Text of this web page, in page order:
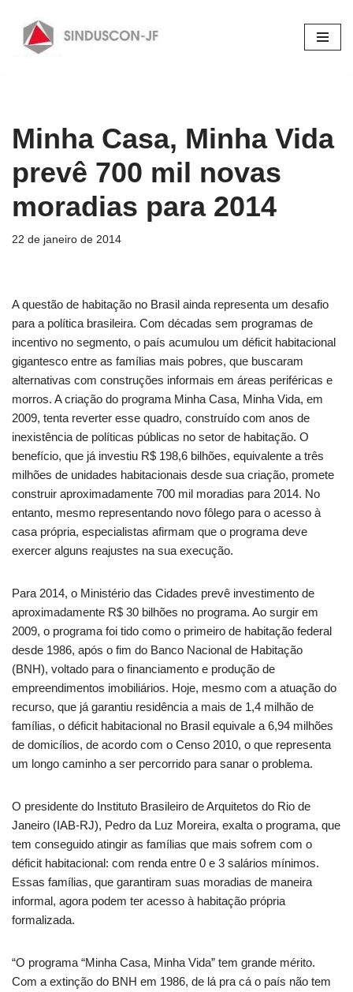
Pular
Minha Casa, Minha Vida
prevê 700 mil novas
moradias para 2014
22 de janeiro de 2014
A questão de habitação no Brasil ainda representa um desafio
para a política brasileira. Com décadas sem programas de
incentivo no segmento, o país acumulou um déficit habitacional
gigantesco entre as famílias mais pobres, que buscaram
alternativas com construções informais em áreas periféricas e
morros. A criação do programa Minha Casa, Minha Vida, em
2009, tenta reverter esse quadro, construído com anos de
inexistência de políticas públicas no setor de habitação. O
benefício, que já investiu R$ 198,6 bilhões, equivalente a três
milhões de unidades habitacionais desde sua criação, promete
construir aproximadamente 700 mil moradias para 2014. No
entanto, mesmo representando novo fôlego para o acesso à
casa própria, especialistas afirmam que o programa deve
exercer alguns reajustes na sua execução.
Para 2014, o Ministério das Cidades prevê investimento de
aproximadamente R$ 30 bilhões no programa. Ao surgir em
2009, o programa foi tido como o primeiro de habitação federal
desde 1986, após o fim do Banco Nacional de Habitação
(BNH), voltado para o financiamento e produção de
empreendimentos imobiliários. Hoje, mesmo com a atuação do
recurso, que já garantiu residência a mais de 1,4 milhão de
famílias, o déficit habitacional no Brasil equivale a 6,94 milhões
de domicílios, de acordo com o Censo 2010, o que representa
um longo caminho a ser percorrido para sanar o problema.
O presidente do Instituto Brasileiro de Arquitetos do Rio de
Janeiro (IAB-RJ), Pedro da Luz Moreira, exalta o programa, que
tem conseguido atingir as famílias que mais sofrem com o
déficit habitacional: com renda entre 0 e 3 salários mínimos.
Essas famílias, que garantiram suas moradias de maneira
informal, agora podem ter acesso à habitação própria
formalizada.
“O programa “Minha Casa, Minha Vida” tem grande mérito.
Com a extinção do BNH em 1986, de lá pra cá o país não tem